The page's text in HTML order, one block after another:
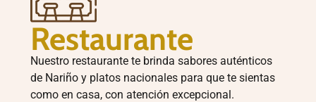
Restaurante
Nuestro restaurante te brinda sabores auténticos
de Nariño y platos nacionales para que te sientas
como en casa, con atención excepcional.